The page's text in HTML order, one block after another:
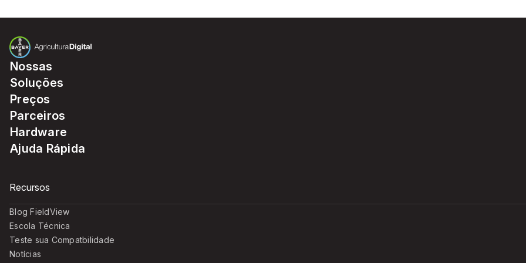
sucesso duradouro.
Nossas
Soluções
Preços
Parceiros
Hardware
Ajuda Rápida
Recursos
Blog FieldView
Escola Técnica
Teste sua Compatbilidade
Notícias